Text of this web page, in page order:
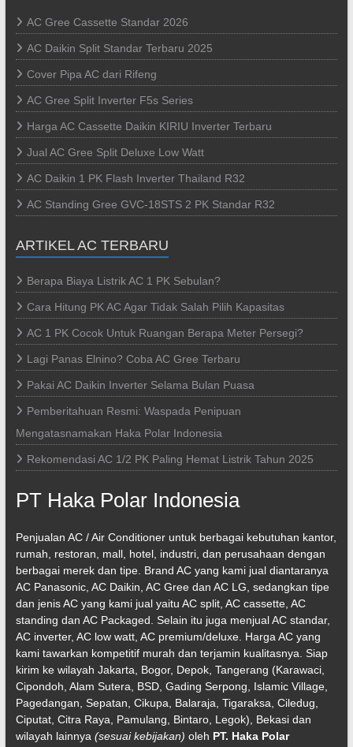
AC Gree Cassette Standar 2026
AC Daikin Split Standar Terbaru 2025
Cover Pipa AC dari Rifeng
AC Gree Split Inverter F5s Series
Harga AC Cassette Daikin KIRIU Inverter Terbaru
Jual AC Gree Split Deluxe Low Watt
AC Daikin 1 PK Flash Inverter Thailand R32
AC Standing Gree GVC-18STS 2 PK Standar R32
ARTIKEL AC TERBARU
Berapa Biaya Listrik AC 1 PK Sebulan?
Cara Hitung PK AC Agar Tidak Salah Pilih Kapasitas
AC 1 PK Cocok Untuk Ruangan Berapa Meter Persegi?
Lagi Panas Elnino? Coba AC Gree Terbaru
Pakai AC Daikin Inverter Selama Bulan Puasa
Pemberitahuan Resmi: Waspada Penipuan
Mengatasnamakan Haka Polar Indonesia
Rekomendasi AC 1/2 PK Paling Hemat Listrik Tahun 2025
PT Haka Polar Indonesia
Penjualan AC / Air Conditioner untuk berbagai kebutuhan kantor,
rumah, restoran, mall, hotel, industri, dan perusahaan dengan
berbagai merek dan tipe. Brand AC yang kami jual diantaranya
AC Panasonic, AC Daikin, AC Gree dan AC LG, sedangkan tipe
dan jenis AC yang kami jual yaitu AC split, AC cassette, AC
standing dan AC Packaged. Selain itu juga menjual AC standar,
AC inverter, AC low watt, AC premium/deluxe. Harga AC yang
kami tawarkan kompetitif murah dan terjamin kualitasnya. Siap
kirim ke wilayah Jakarta, Bogor, Depok, Tangerang (Karawaci,
Cipondoh, Alam Sutera, BSD, Gading Serpong, Islamic Village,
Pagedangan, Sepatan, Cikupa, Balaraja, Tigaraksa, Ciledug,
Ciputat, Citra Raya, Pamulang, Bintaro, Legok), Bekasi dan
wilayah lainnya (sesuai kebijakan) oleh PT. Haka Polar